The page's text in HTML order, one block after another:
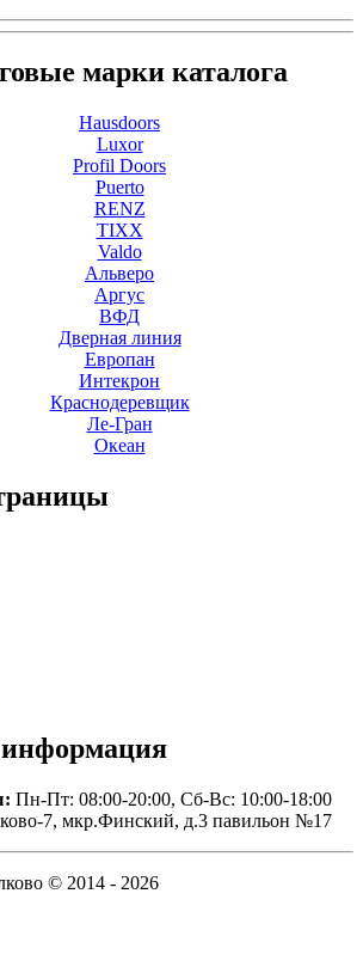
марки каталога
Hausdoors
Luxor
Profil Doors
Puerto
RENZ
TIXX
Valdo
Альверо
Аргус
ВФД
Дверная линия
Европан
Интекрон
Краснодеревщик
Ле-Гран
Океан
информация
Пн-Пт: 08:00-20:00, Сб-Вс: 10:00-18:00
7, мкр.Финский, д.3 павильон №17
© 2014 - 2026